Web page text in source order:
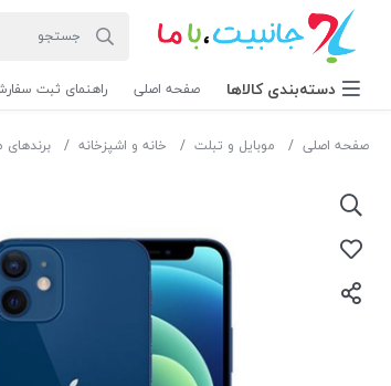
دسته‌بندی‌ کالاها صفحه اصلی راهنمای ثبت
صفحه اصلی موبایل و تبلت خانه و اشپزخانه